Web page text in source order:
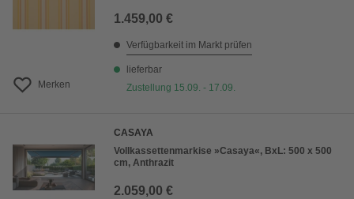
Merken
1.459,00 €
Verfügbarkeit im Markt prüfen
lieferbar
Zustellung 15.09. - 17.09.
CASAYA
Vollkassettenmarkise »Casaya«, BxL: 500 x 500
cm, Anthrazit
2.059,00 €